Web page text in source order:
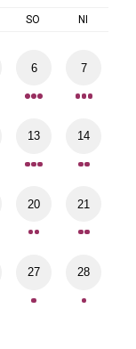
SO NI
6 7
13 14
20 21
27 28